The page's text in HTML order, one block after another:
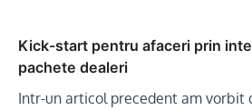
Kick-start pentru afaceri prin
pachete dealeri
Intr-un articol precedent am vorbit